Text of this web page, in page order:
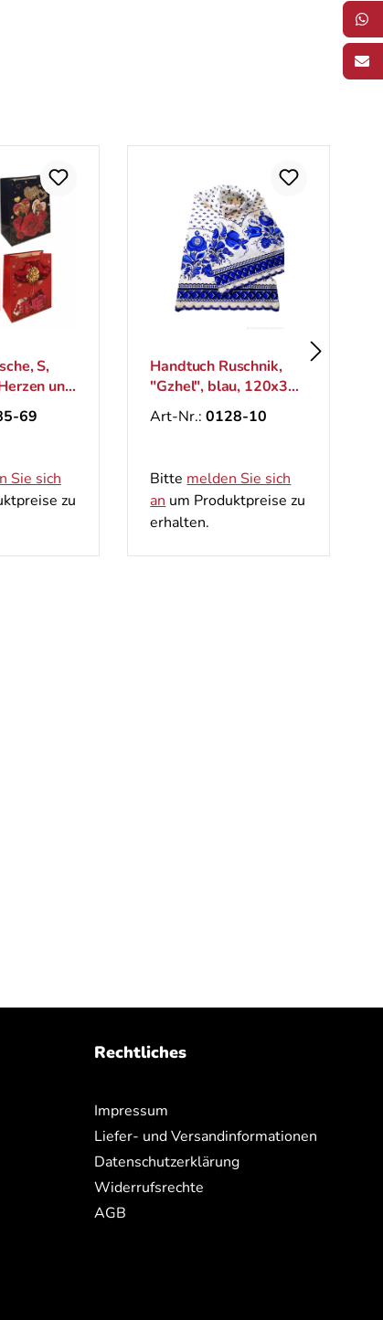
S,
und
69
Sie sich
zu
Handtuch Ruschnik,
"Gzhel", blau, 120х35
cm
Art-Nr.:0128-10
Bitte melden Sie sich
an um Produktpreise zu
erhalten.
Rechtliches
Impressum
Liefer- und Versandinformationen
Datenschutzerklärung
Widerrufsrechte
AGB